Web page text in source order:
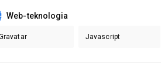
Web-teknologia
Javascript